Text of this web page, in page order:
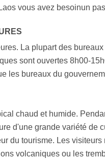
vous avez besoinun
La plupart des
sont ouvertes 8h00-
les bureaux du
chaud et humide.
d'une grande variété de
du tourisme. Les
volcaniques ou les